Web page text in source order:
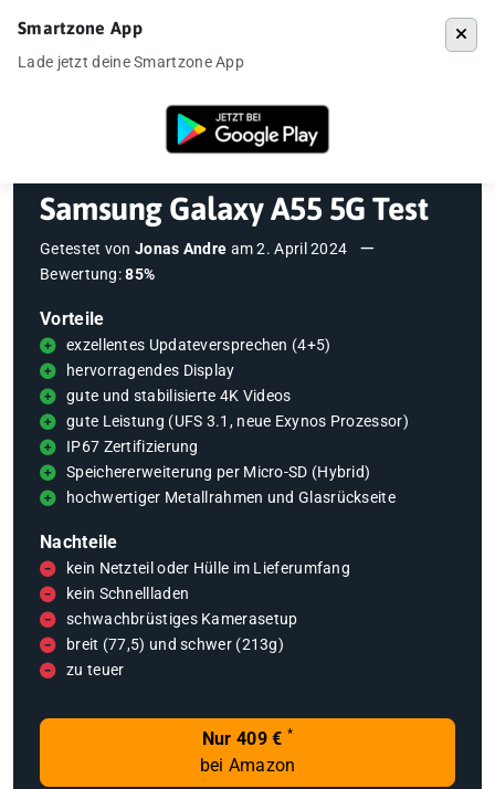
Testberichte Samsung Galaxy A55 5G Test
Samsung Galaxy A55 5G Test
Getestet von Jonas Andre am2. April 2024
Bewertung:85%
Vorteile
exzellentes Updateversprechen (4+5)
hervorragendes Display
gute und stabilisierte 4K Videos
gute Leistung (UFS 3.1, neue Exynos Prozessor)
IP67 Zertifizierung
Speichererweiterung per Micro-SD (Hybrid)
hochwertiger Metallrahmen und Glasrückseite
Nachteile
kein Netzteil oder Hülle im Lieferumfang
kein Schnellladen
schwachbrüstiges Kamerasetup
breit (77,5) und schwer (213g)
zu teuer
Nur 409 € *
bei Amazon
Smartzone App
Lade jetzt deine Smartzone App